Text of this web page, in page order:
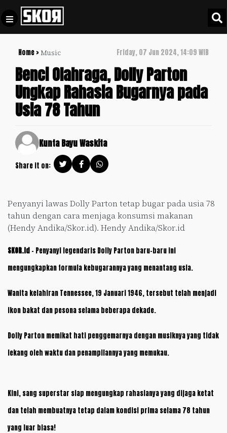
Home > Music Friday, 07 Jun 2024, 14:09 WIB
Benci Olahraga, Dolly Parton
Ungkap Rahasia Bugarnya pada
Usia 78 Tahun
Kunta Bayu Waskita
Share it on:
Penyanyi lawas Dolly Parton tetap bugar pada usia 78
tahun dengan cara menjaga konsumsi makanan
(Hendy Andika/Skor.id). Hendy Andika/Skor.id
SKOR.id – Penyanyi legendaris Dolly Parton baru-baru ini
mengungkapkan formula kebugarannya yang menantang usia.
Wanita kelahiran Tennessee, 19 Januari 1946, tersebut telah menjadi
ikon bakat dan pesona selama beberapa dekade.
Dolly Parton memikat hati penggemarnya dengan musiknya yang tidak
lekang oleh waktu dan penampilannya yang memukau.
Kini, sang superstar siap mengungkap rahasianya yang dijaga ketat
dan telah membuatnya tetap dalam kondisi prima selama 78 tahun
yang luar biasa!
Football +
Culture +
Update
Indonesia
SPECIAL
Video
Policy
Pedoman
Pemberitaan
Media
Disclaimer
Tentang